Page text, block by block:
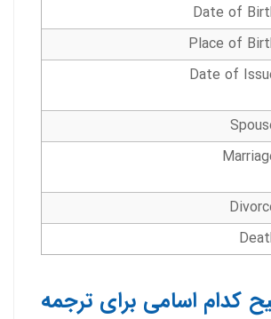
Date of
Place of
Date of
کدام اسامی برای ترجمه